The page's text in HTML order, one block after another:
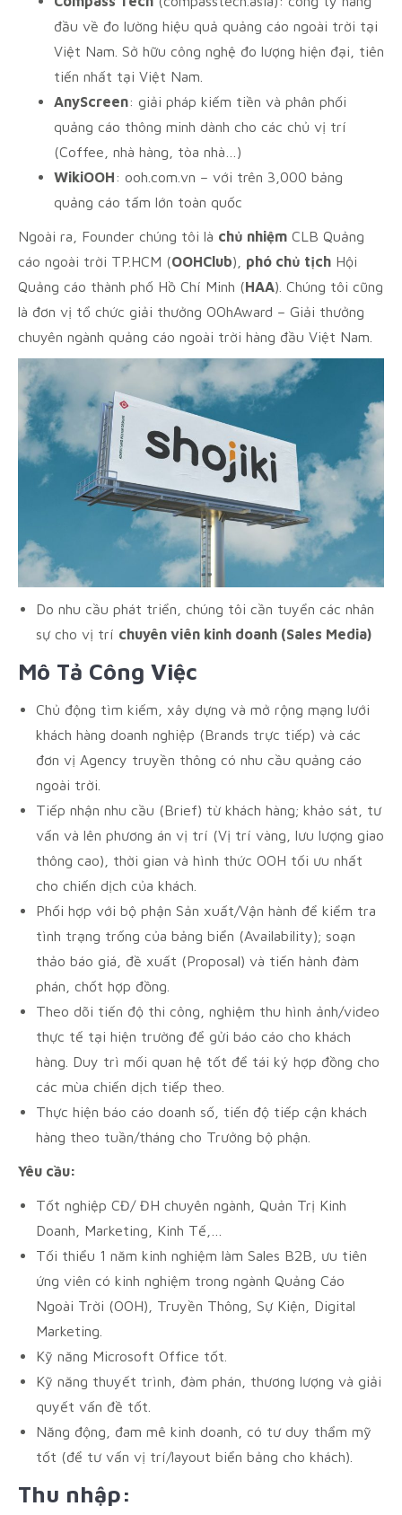
đầu về đo lường hiệu quả quảng cáo ngoài trời tại
Việt Nam. Sở hữu công nghệ đo lượng hiện đại, tiên
tiến nhất tại Việt Nam.
AnyScreen: giải pháp kiếm tiền và phân phối
quảng cáo thông minh dành cho các chủ vị trí
(Coffee, nhà hàng, tòa nhà…)
WikiOOH: ooh.com.vn – với trên 3,000 bảng
quảng cáo tấm lớn toàn quốc
Ngoài ra, Founder chúng tôi là chủ nhiệm CLB Quảng
cáo ngoài trời TP.HCM (OOHClub), phó chủ tịch Hội
Quảng cáo thành phố Hồ Chí Minh (HAA). Chúng tôi cũng
là đơn vị tổ chức giải thưởng OOhAward – Giải thưởng
chuyên ngành quảng cáo ngoài trời hàng đầu Việt Nam.
Do nhu cầu phát triển, chúng tôi cần tuyển các nhân
sự cho vị trí chuyên viên kinh doanh (Sales Media)
Mô Tả Công Việc
Chủ động tìm kiếm, xây dựng và mở rộng mạng lưới
khách hàng doanh nghiệp (Brands trực tiếp) và các
đơn vị Agency truyền thông có nhu cầu quảng cáo
ngoài trời.
Tiếp nhận nhu cầu (Brief) từ khách hàng; khảo sát, tư
vấn và lên phương án vị trí (Vị trí vàng, lưu lượng giao
thông cao), thời gian và hình thức OOH tối ưu nhất
cho chiến dịch của khách.
Phối hợp với bộ phận Sản xuất/Vận hành để kiểm tra
tình trạng trống của bảng biển (Availability); soạn
thảo báo giá, đề xuất (Proposal) và tiến hành đàm
phán, chốt hợp đồng.
Theo dõi tiến độ thi công, nghiệm thu hình ảnh/video
thực tế tại hiện trường để gửi báo cáo cho khách
hàng. Duy trì mối quan hệ tốt để tái ký hợp đồng cho
các mùa chiến dịch tiếp theo.
Thực hiện báo cáo doanh số, tiến độ tiếp cận khách
hàng theo tuần/tháng cho Trưởng bộ phận.
Yêu cầu:
Tốt nghiệp CĐ/ ĐH chuyên ngành, Quản Trị Kinh
Doanh, Marketing, Kinh Tế,…
Tối thiểu 1 năm kinh nghiệm làm Sales B2B, ưu tiên
ứng viên có kinh nghiệm trong ngành Quảng Cáo
Ngoài Trời (OOH), Truyền Thông, Sự Kiện, Digital
Marketing.
Kỹ năng Microsoft Office tốt.
Kỹ năng thuyết trình, đàm phán, thương lượng và giải
quyết vấn đề tốt.
Năng động, đam mê kinh doanh, có tư duy thẩm mỹ
tốt (để tư vấn vị trí/layout biển bảng cho khách).
Thu nhập: